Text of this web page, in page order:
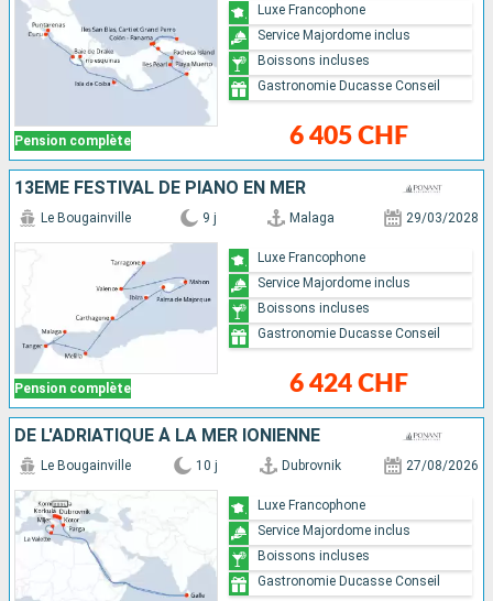
Pension complète 6 405 CHF
Luxe Francophone
Service Majordome inclus
Boissons incluses
Gastronomie Ducasse Conseil
13ÈME FESTIVAL DE PIANO EN MER
Pension complète
Le Bougainville 9 j Malaga 29/03/2028
6 424 CHF
Luxe Francophone
Service Majordome inclus
Boissons incluses
Gastronomie Ducasse Conseil
DE L'ADRIATIQUE À LA MER IONIENNE
Le Bougainville 10 j Dubrovnik 27/08/2026
Luxe Francophone
Service Majordome inclus
Boissons incluses
Gastronomie Ducasse Conseil